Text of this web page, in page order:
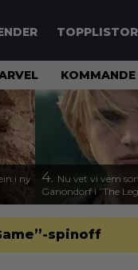
TOPPLISTOR
KOMMANDE
i ny
4. Nu vet vi vem
Ganondorf i ”The
spinoff